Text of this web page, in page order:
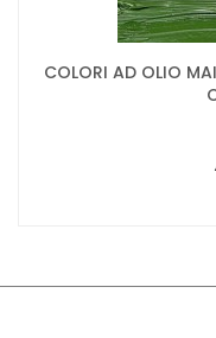
COLORI AD OLIO